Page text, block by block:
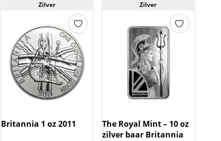
Zilver
Britannia 1 oz 2011
Zilver
The Royal Mint – 10 oz
zilver baar Britannia